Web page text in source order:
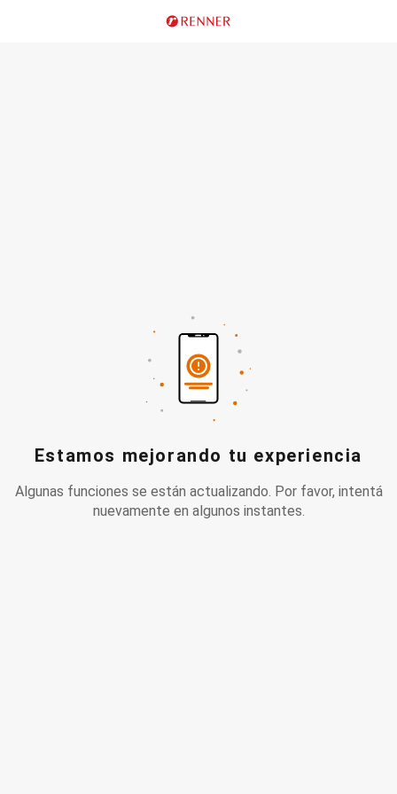
Estamos mejorando tu experiencia
Algunas funciones se están actualizando. Por favor, intentá
nuevamente en algunos instantes.